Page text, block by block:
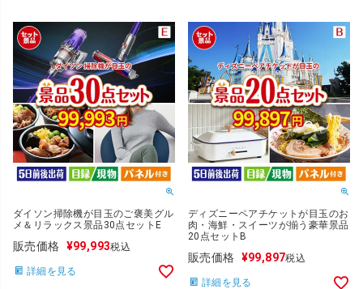
ダイソン掃除機が目玉のご褒美グル
メ＆リラックス景品30点セットE
販売価格 ¥99,993税込
詳細を見る
ディズニーペアチケットが目玉のお
肉・海鮮・スイーツが揃う豪華景品
20点セットB
販売価格 ¥99,897税込
詳細を見る